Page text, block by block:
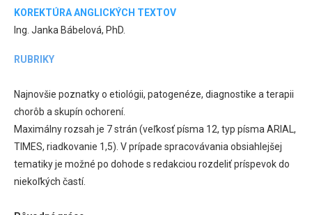
KOREKTÚRA ANGLICKÝCH TEXTOV
Ing. Janka Bábelová, PhD.
RUBRIKY
Najnovšie poznatky o etiológii, patogenéze, diagnostike a terapii
chorôb a skupín ochorení.
Maximálny rozsah je 7 strán (veľkosť písma 12, typ písma ARIAL,
TIMES, riadkovanie 1,5). V prípade spracovávania obsiahlejšej
tematiky je možné po dohode s redakciou rozdeliť príspevok do
niekoľkých častí.